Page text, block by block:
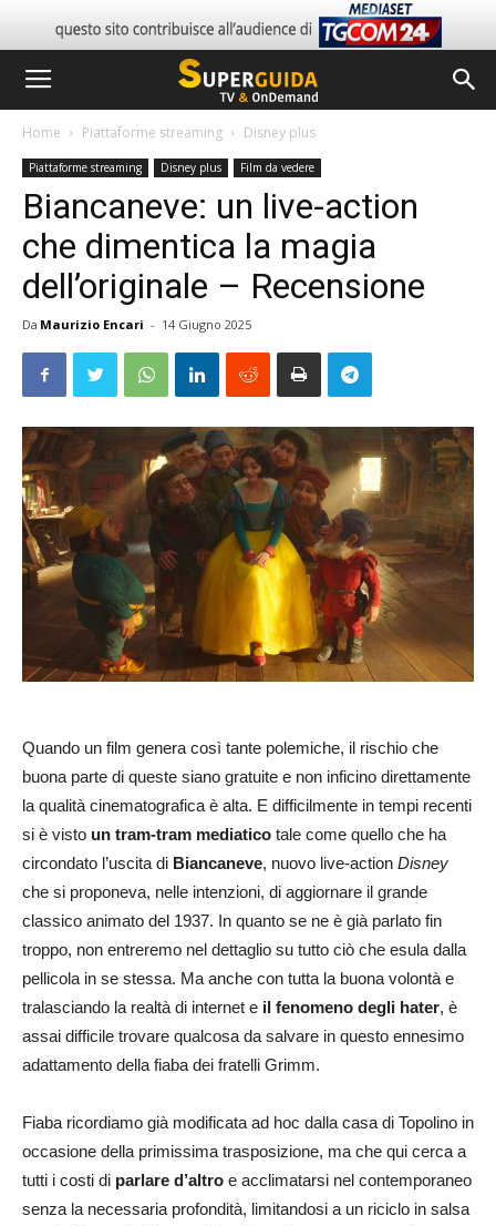
Home Piattaforme streaming Disney plus
Piattaforme streaming Disney plus Film da vedere
Biancaneve: un live-action
che dimentica la magia
dell’originale – Recensione
Da Maurizio Encari - 14 Giugno 2025
Quando un film genera così tante polemiche, il rischio che
buona parte di queste siano gratuite e non inficino direttamente
la qualità cinematografica è alta. E difficilmente in tempi recenti
si è visto un tram-tram mediatico tale come quello che ha
circondato l’uscita di Biancaneve, nuovo live-action Disney
che si proponeva, nelle intenzioni, di aggiornare il grande
classico animato del 1937. In quanto se ne è già parlato fin
troppo, non entreremo nel dettaglio su tutto ciò che esula dalla
pellicola in se stessa. Ma anche con tutta la buona volontà e
tralasciando la realtà di internet e il fenomeno degli hater, è
assai difficile trovare qualcosa da salvare in questo ennesimo
adattamento della fiaba dei fratelli Grimm.
Fiaba ricordiamo già modificata ad hoc dalla casa di Topolino in
occasione della primissima trasposizione, ma che qui cerca a
tutti i costi di parlare d’altro e acclimatarsi nel contemporaneo
senza la necessaria profondità, limitandosi a un riciclo in salsa